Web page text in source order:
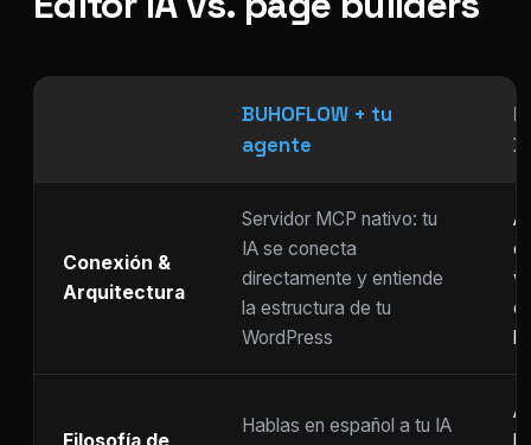
BUHOFLOW + tu
agente
Conexión &
Arquitectura
Servidor MCP nativo: tu
IA se conecta
directamente y entiende
la estructura de tu
WordPress
Hablas en español a tu IA